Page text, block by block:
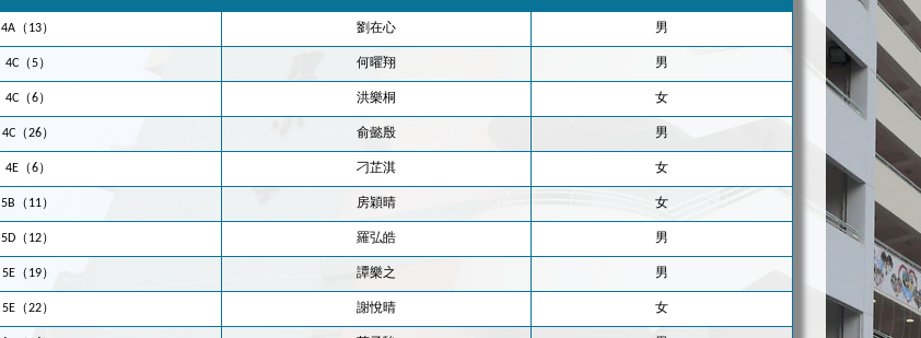
4A（13） 劉在心 男
4C（5） 何曜翔 男
4C（6） 洪樂桐 女
4C（26） 俞懿殷 男
4E（6） 刁芷淇 女
5B（11） 房穎晴 女
5D（12） 羅弘皓 男
5E（19） 譚樂之 男
5E（22） 謝悅晴 女